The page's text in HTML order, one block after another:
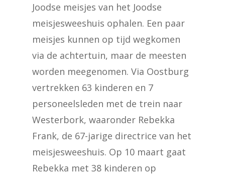
Joodse meisjes van het Joodse
meisjesweeshuis ophalen. Een paar
meisjes kunnen op tijd wegkomen
via de achtertuin, maar de meesten
worden meegenomen. Via Oostburg
vertrekken 63 kinderen en 7
personeelsleden met de trein naar
Westerbork, waaronder Rebekka
Frank, de 67-jarige directrice van het
meisjesweeshuis. Op 10 maart gaat
Rebekka met 38 kinderen op